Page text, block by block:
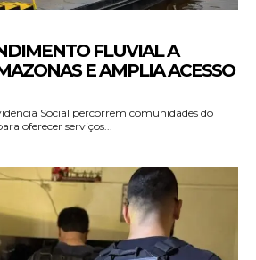
FLUVIAL A
E AMPLIA ACESSO
Social percorrem comunidades do
oferecer serviços...